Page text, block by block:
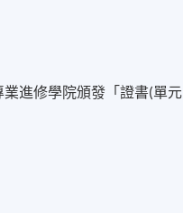
進修學院頒發「證書(單元